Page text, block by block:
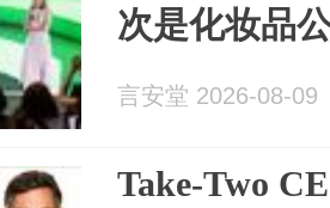
次是化妆品
言安堂 2026-08-09
Take-Two